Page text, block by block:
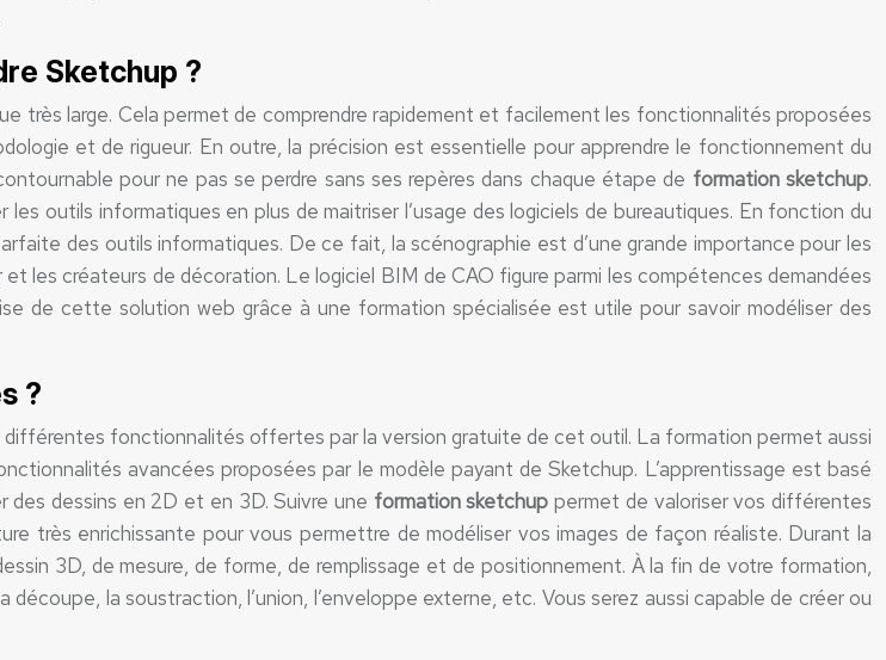
Sketchup ?
très large. Cela permet de comprendre rapidement et facilement les fonctionnalités proposées
et de rigueur. En outre, la précision est essentielle pour apprendre le fonctionnement du
pour ne pas se perdre sans ses repères dans chaque étape de formation sketchup.
outils informatiques en plus de maitriser l’usage des logiciels de bureautiques. En fonction du
des outils informatiques. De ce fait, la scénographie est d’une grande importance pour les
les créateurs de décoration. Le logiciel BIM de CAO figure parmi les compétences demandées
de cette solution web grâce à une formation spécialisée est utile pour savoir modéliser des
?
fonctionnalités offertes par la version gratuite de cet outil. La formation permet aussi
avancées proposées par le modèle payant de Sketchup. L’apprentissage est basé
des dessins en 2D et en 3D. Suivre une formation sketchup permet de valoriser vos différentes
très enrichissante pour vous permettre de modéliser vos images de façon réaliste. Durant la
3D, de mesure, de forme, de remplissage et de positionnement. À la fin de votre formation,
la soustraction, l’union, l’enveloppe externe, etc. Vous serez aussi capable de créer ou